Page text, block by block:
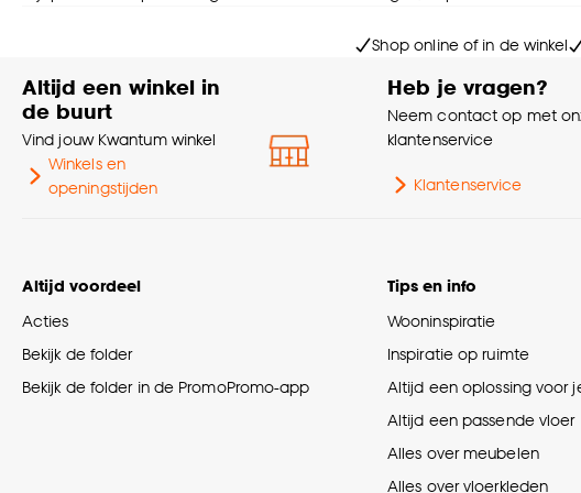
Shop online of in de winkel
Altijd een winkel in
de buurt
Vind jouw Kwantum winkel
Winkels en
openingstijden
Heb je vragen?
Neem contact op met
klantenservice
Klantenservice
Altijd voordeel
Acties
Bekijk de folder
Bekijk de folder in de PromoPromo-app
Tips en info
Wooninspiratie
Inspiratie op ruimte
Altijd een oplossing voor
Altijd een passende vloer
Alles over meubelen
Alles over vloerkleden